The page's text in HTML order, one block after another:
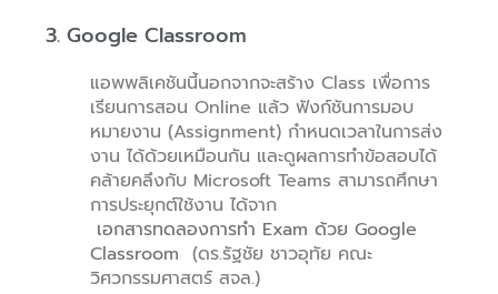
3. Google Classroom
แอพพลิเคชันนี้นอกจากจะสร้าง Class เพื่อการ
เรียนการสอน Online แล้ว ฟังก์ชันการมอบ
หมายงาน (Assignment) กำหนดเวลาในการส่ง
งาน ได้ด้วยเหมือนกัน และดูผลการทำข้อสอบได้
คล้ายคลึงกับ Microsoft Teams สามารถศึกษา
การประยุกต์ใช้งาน ได้จาก
เอกสารทดลองการทำ Exam ด้วย Google
Classroom (ดร.รัฐชัย ชาวอุทัย คณะ
วิศวกรรมศาสตร์ สจล.)